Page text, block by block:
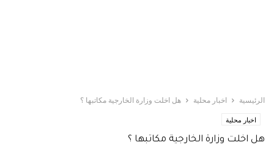
الرئيسية اخبار محلية هل اخلت وزارة الخارجية مكاتبها ؟
اخبار محلية
هل اخلت وزارة الخارجية مكاتبها ؟